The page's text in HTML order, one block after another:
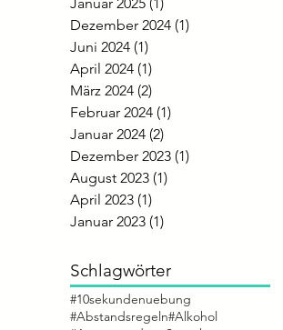
Dezember 2024 (1)
Juni 2024 (1)
April 2024 (1)
März 2024 (2)
Februar 2024 (1)
Januar 2024 (2)
Dezember 2023 (1)
August 2023 (1)
April 2023 (1)
Januar 2023 (1)
Schlagwörter
#10sekundenuebung
#Abstandsregeln#Alkohol